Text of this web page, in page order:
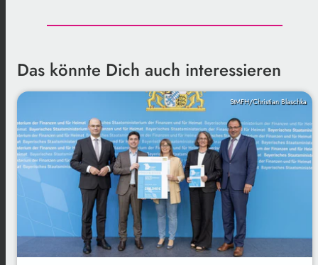
Das könnte Dich auch interessieren
StMFH/Christian Blaschka